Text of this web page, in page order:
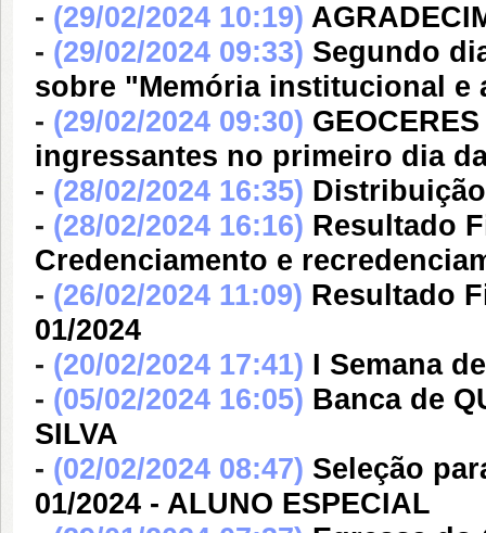
- (29/02/2024 10:19)
- (29/02/2024 09:33) Segundo
sobre "Memória institucional e
- (29/02/2024 09:30)
ingressantes no primeiro dia
- (28/02/2024 16:35)
- (28/02/2024 16:16) Resultado
Credenciamento e
- (26/02/2024 11:09) Resultado
01/2024
- (20/02/2024 17:41) I Semana
- (05/02/2024 16:05) Banca de
SILVA
- (02/02/2024 08:47) Seleção
01/2024 - ALUNO ESPECIAL